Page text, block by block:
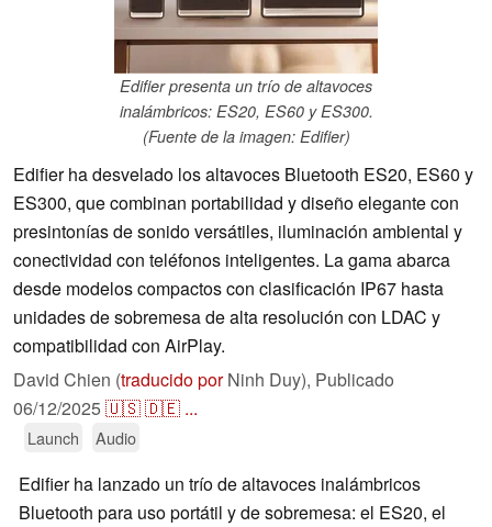
Edifier presenta un trío de altavoces
inalámbricos: ES20, ES60 y ES300.
(Fuente de la imagen: Edifier)
Edifier ha desvelado los altavoces Bluetooth ES20, ES60 y
ES300, que combinan portabilidad y diseño elegante con
presintonías de sonido versátiles, iluminación ambiental y
conectividad con teléfonos inteligentes. La gama abarca
desde modelos compactos con clasificación IP67 hasta
unidades de sobremesa de alta resolución con LDAC y
compatibilidad con AirPlay.
David Chien (traducido porNinh Duy), Publicado
06/12/2025🇺🇸🇩🇪 ...
Launch Audio
Edifier ha lanzado un trío de altavoces inalámbricos
Bluetooth para uso portátil y de sobremesa: el ES20, el